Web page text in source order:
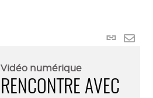
Lien
Vidéo numérique
RENCONTRE AVEC